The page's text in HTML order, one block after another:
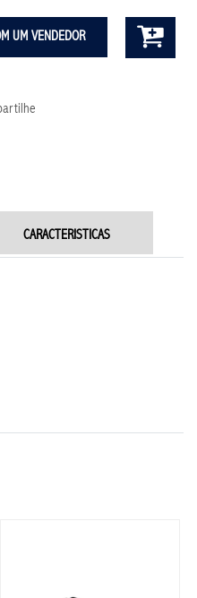
UM VENDEDOR
CARACTERISTICAS